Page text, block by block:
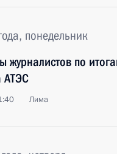
понедельник
журналистов по
АТЭС
Лима